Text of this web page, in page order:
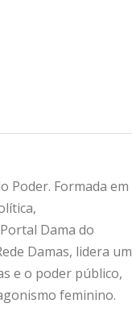
Poder. Formada em
Dama do
Damas, lidera um
e o poder público,
feminino.